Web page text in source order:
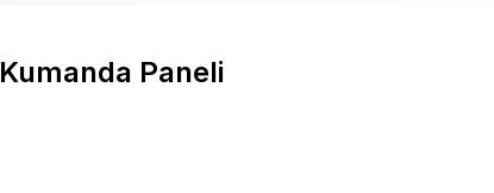
Paneli